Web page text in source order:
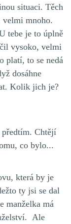
situaci. Těch
velmi mnoho.
tebe je to úplně
vysoko, velmi
platí, to se nedá
dosáhne
Kolik jich je?
Chtějí
co bylo...
která by je
ty jsi se dal
manželka má
Ale